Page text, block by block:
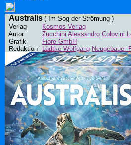
Australis ( Im Sog der Strömung )
Verlag
Kosmos Verlag
Autor
Zucchini Alessandro Colovini
Grafik
Fiore GmbH
Redaktion
Lüdtke Wolfgang Neugebauer